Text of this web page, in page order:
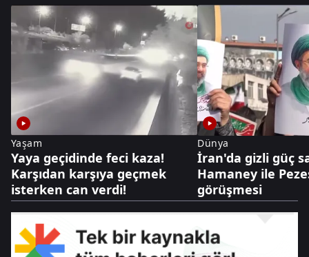
Yaşam
Yaya geçidinde feci kaza!
Karşıdan karşıya geçmek
isterken can verdi!
Dünya
İran'da gizli güç
Hamaney ile
görüşmesi